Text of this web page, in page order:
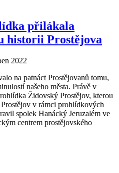
přilákala
historii Prostějova
2022
na patnáct Prostějovanů tomu,
našeho města. Právě v
Židovský Prostějov, kterou
v rámci prohlídkových
spolek Hanácký Jeruzalém ve
centrem prostějovského